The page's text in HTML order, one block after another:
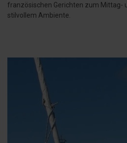
französischen Gerichten zum Mittag-
stilvollem Ambiente.